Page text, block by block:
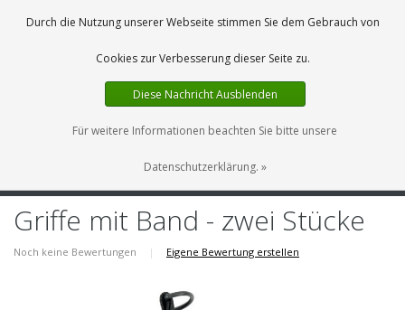
0 Artikel
DE
Griffe mit Band - zwei Stücke
Noch keine Bewertungen | Eigene Bewertung erstellen
Durch die Nutzung unserer Webseite stimmen Sie dem Gebrauch von
Cookies zur Verbesserung dieser Seite zu.
Diese Nachricht Ausblenden
Für weitere Informationen beachten Sie bitte unsere
Datenschutzerklärung. »